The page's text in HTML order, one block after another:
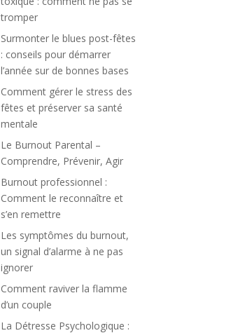
tromper
Surmonter le blues post-fêtes
: conseils pour démarrer
l’année sur de bonnes bases
Comment gérer le stress des
fêtes et préserver sa santé
mentale
Le Burnout Parental –
Comprendre, Prévenir, Agir
Burnout professionnel :
Comment le reconnaître et
s’en remettre
Les symptômes du burnout,
un signal d’alarme à ne pas
ignorer
Comment raviver la flamme
d’un couple
La Détresse Psychologique :